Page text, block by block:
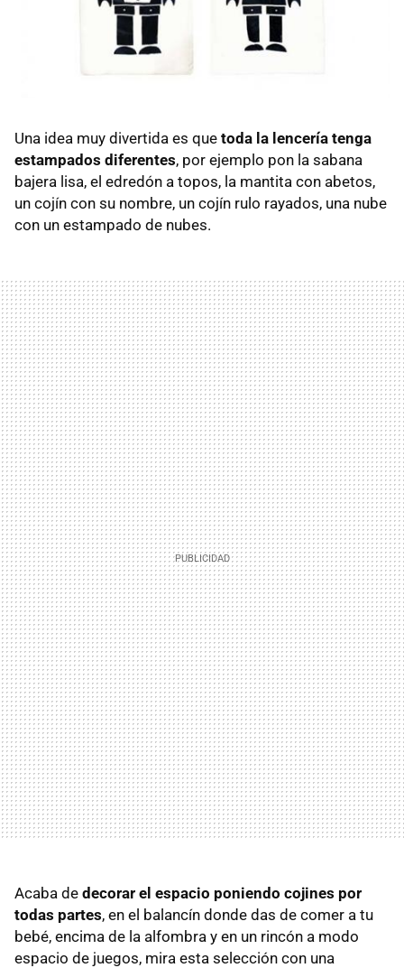
Una idea muy divertida es que toda la lencería tenga
estampados diferentes, por ejemplo pon la sabana
bajera lisa, el edredón a topos, la mantita con abetos,
un cojín con su nombre, un cojín rulo rayados, una nube
con un estampado de nubes.
Acaba de decorar el espacio poniendo cojines por
todas partes, en el balancín donde das de comer a tu
bebé, encima de la alfombra y en un rincón a modo
espacio de juegos, mira esta selección con una